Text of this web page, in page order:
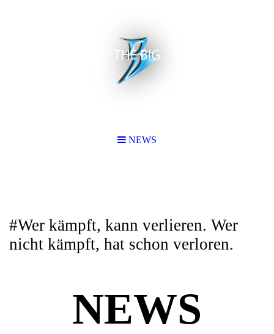
NEWS
#Wer kämpft, kann verlieren. Wer
nicht kämpft, hat schon verloren.
NEWS